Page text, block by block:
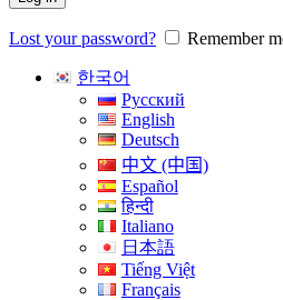
Lost your password? Remember
한국어
Русский
English
Deutsch
中文 (中国)
Español
हिन्दी
Italiano
日本語
Tiếng Việt
Français